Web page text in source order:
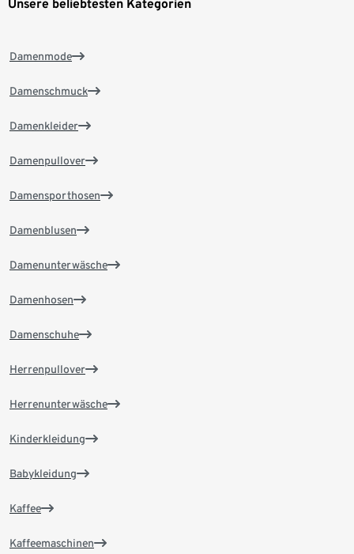
Unsere beliebtesten Kategorien
Damenmode
Damenschmuck
Damenkleider
Damenpullover
Damensporthosen
Damenblusen
Damenunterwäsche
Damenhosen
Damenschuhe
Herrenpullover
Herrenunterwäsche
Kinderkleidung
Babykleidung
Kaffee
Kaffeemaschinen